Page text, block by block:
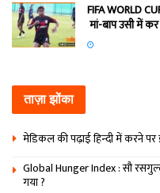
FIFA WORLD
मां-बाप उसी में
ताज़ा झोंका
मेडिकल की पढ़ाई हिन्‍दी में करने पर
Global Hunger Index : सौ
गया ?